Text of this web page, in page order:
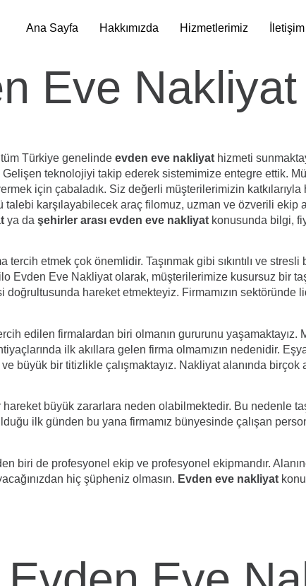
Ana Sayfa Hakkımızda Hizmetlerimiz İletişim
Eve Nakliyat
Türkiye genelinde evden eve nakliyat hizmeti
teknolojiyi takip ederek sistemimize entegre ettik.
için çabaladık. Siz değerli müşterilerimizin
karşılayabilecek araç filomuz, uzman ve özverili ekip
ya da şehirler arası evden eve nakliyat konusunda bilgi,
tercih etmek çok önemlidir. Taşınmak gibi sıkıntılı ve
Evden Eve Nakliyat olarak, müşterilerimize kusursuz bir
hareket etmekteyiz. Firmamızın sektöründe
edilen firmalardan biri olmanın gururunu yaşamaktayız.
ilk akıllara gelen firma olmamızın nedenidir.
ve büyük bir titizlikle çalışmaktayız. Nakliyat alanında
büyük zararlara neden olabilmektedir. Bu nedenle
ilk günden bu yana firmamız bünyesinde çalışan
biri de profesyonel ekip ve profesyonel ekipmandır.
hiç şüpheniz olmasın. Evden eve nakliyat